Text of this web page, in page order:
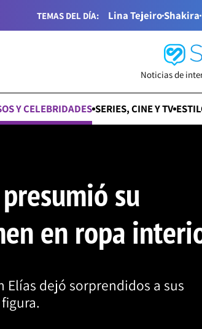
TEMAS DEL DÍA: Lina TejeiroShakira
Noticias de
Y CELEBRIDADES SERIES, CINE Y TV
su
en ropa
dejó sorprendidos a sus